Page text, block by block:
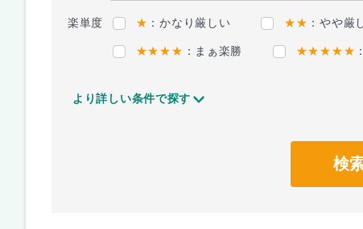
楽単度 ★ ：かなり厳しい ★★ ：やや厳
★★★★ ：まぁ楽勝 ★★★★★
より詳しい条件で探す
検